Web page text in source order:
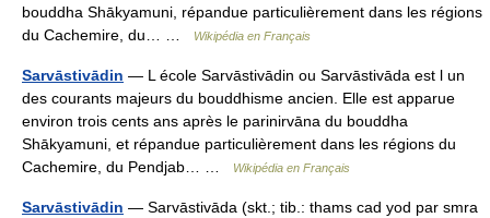
bouddha Shākyamuni, répandue particulièrement dans les régions
du Cachemire, du… …
Wikipédia en Français
Sarvāstivādin — L école Sarvāstivādin ou Sarvāstivāda est l un
des courants majeurs du bouddhisme ancien. Elle est apparue
environ trois cents ans après le parinirvāna du bouddha
Shākyamuni, et répandue particulièrement dans les régions du
Cachemire, du Pendjab… …
Wikipédia en Français
Sarvāstivādin — Sarvāstivāda (skt.; tib.: thams cad yod par smra